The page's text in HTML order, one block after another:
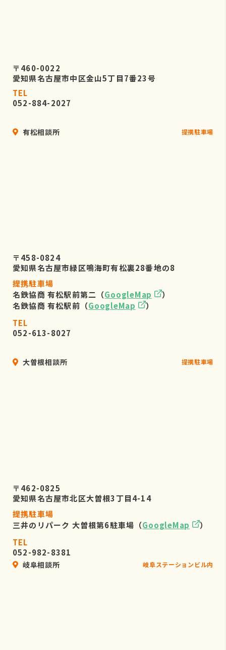
〒460-0022
愛知県名古屋市中区金山5丁目7番23号
TEL
052-884-2027
有松相談所 提携駐車場
〒458-0824
愛知県名古屋市緑区鳴海町有松裏28番地の8
提携駐車場
名鉄協商 有松駅前第二（GoogleMap
）
名鉄協商 有松駅前（GoogleMap
）
TEL
052-613-8027
大曽根相談所 提携駐車場
〒462-0825
愛知県名古屋市北区大曽根3丁目4-14
提携駐車場
三井のリパーク 大曽根第6駐車場（GoogleMap
）
TEL
052-982-8381
岐阜相談所 岐阜ステーションビル内